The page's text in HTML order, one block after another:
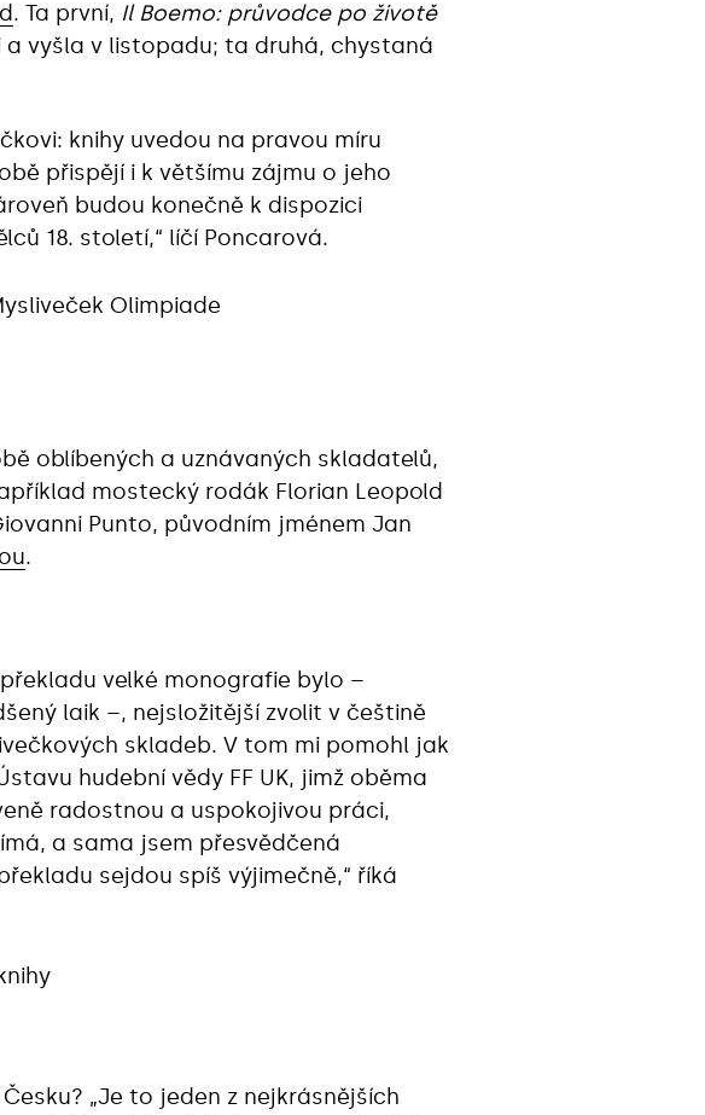
. Ta první, Il Boemo: průvodce po životě
vyšla v listopadu; ta druhá, chystaná
knihy uvedou na pravou míru
přispějí i k většímu zájmu o jeho
budou konečně k dispozici
18. století,“ líčí Poncarová.
oblíbených a uznávaných skladatelů,
mostecký rodák Florian Leopold
Punto, původním jménem Jan
.
velké monografie bylo –
laik –, nejsložitější zvolit v češtině
skladeb. V tom mi pomohl jak
hudební vědy FF UK, jimž oběma
radostnou a uspokojivou práci,
a sama jsem přesvědčená
sejdou spíš výjimečně,“ říká
„Je to jeden z nejkrásnějších